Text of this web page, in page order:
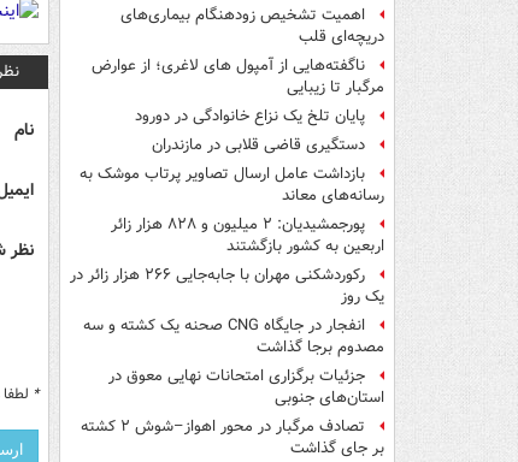
اهمیت تشخیص زودهنگام بیماری‌های
دریچه‌ای قلب
ناگفته‌هایی از آمپول های لاغری؛ از عوارض
مرگبار تا زیبایی
پایان تلخ یک نزاع خانوادگی در دورود
دستگیری قاضی قلابی در مازندران
بازداشت عامل ارسال تصاویر پرتاب موشک به
رسانه‌های معاند
پورجمشیدیان: ۲ میلیون و ۸۲۸ هزار زائر
اربعین به کشور بازگشتند
رکوردشکنی مهران با جابه‌جایی ۲۶۶ هزار زائر در
یک روز
انفجار در جایگاه CNG صحنه یک کشته و سه
مصدوم برجا گذاشت
جزئیات برگزاری امتحانات نهایی معوق در
استان‌های جنوبی
تصادف مرگبار در محور اهواز–شوش ۲ کشته
بر جای گذاشت
نام
نظر
*